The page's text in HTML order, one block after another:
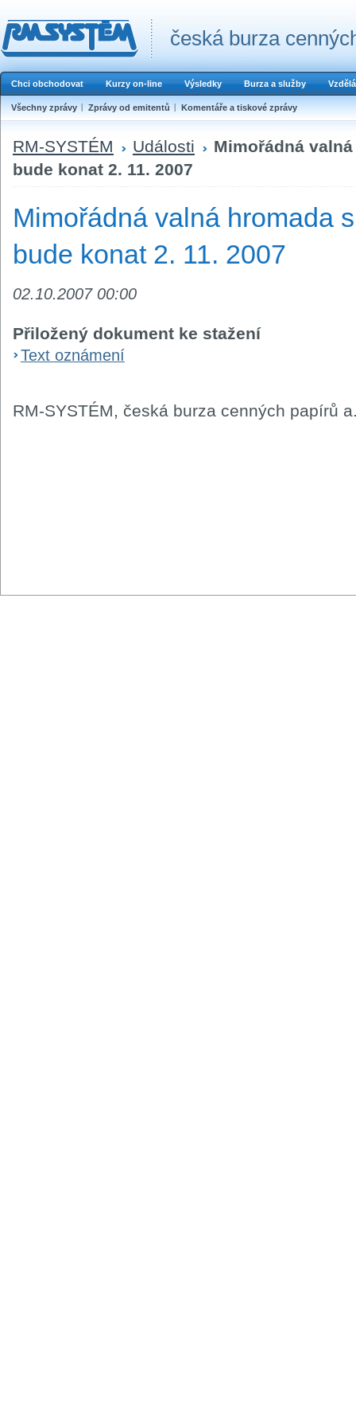
česká burza
Chci obchodovat Kurzy on-line Výsledky Burza a služby
Všechny zprávy Zprávy od emitentů Komentáře a tiskové zprávy
RM-SYSTÉM Události
Mimořádná
bude konat 2. 11. 2007
Mimořádná valná hromada
bude konat 2. 11. 2007
02.10.2007 00:00
Přiložený dokument ke stažení
Text oznámení
RM-SYSTÉM, česká burza cenných papírů